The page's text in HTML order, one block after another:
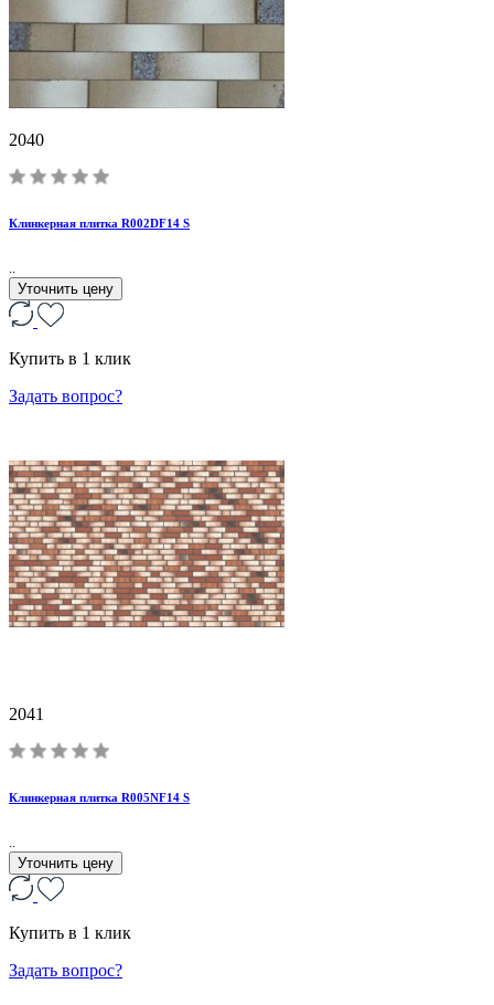
2040
Клинкерная плитка R002DF14 S
Уточнить цену
Купить в 1 клик
Задать вопрос?
2041
Клинкерная плитка R005NF14 S
Уточнить цену
Купить в 1 клик
Задать вопрос?